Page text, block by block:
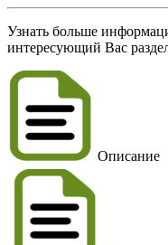
Узнать больше
интересующий Вас
Описание